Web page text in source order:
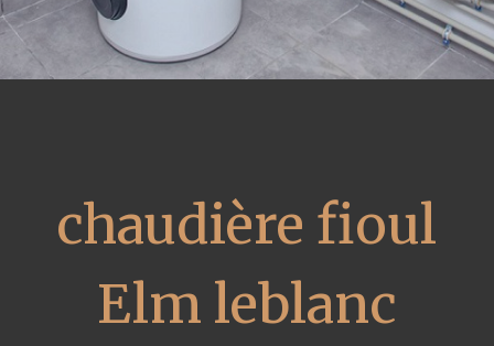
chaudière fioul
Elm leblanc